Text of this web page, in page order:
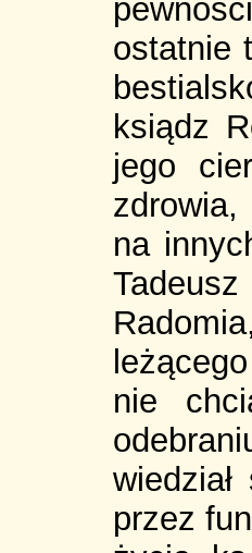
ostatnie
ksiądz
jego
zdrowia,
na
nie
przez